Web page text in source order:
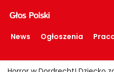
News Ogłoszenia